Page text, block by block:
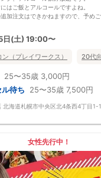
はご飯とアルコールですよね。
加注文はできかねますので、予めご
なりますし、友達作りにも最適です。
プトークとなります。
いませんので、予めご了承ください
り会話のキッカケもバッチリ★
ん！
し、「はじめまして」から会話を楽
は自由★
る限り行います。
交換を促すアナウンスをいたします
必ず同性同士でお申し込みくださ
ん。多くのお客様はカジュアルな
日(土) 19:00〜
（プレイワークス） 20代
25〜35歳 3,000円
待ち 25〜35歳 7,500円
北海道札幌市中央区北4条西4丁目1-
女性先行中！